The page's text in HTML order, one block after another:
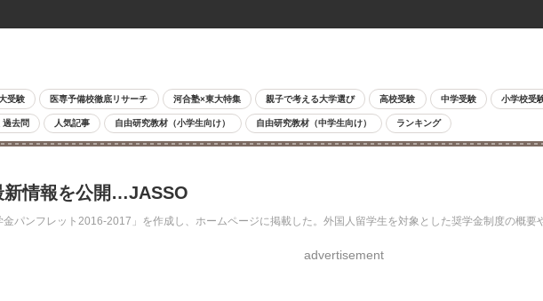
受験 医専予備校徹底リサーチ 河合塾×東大特集 親子で考える大学選び 高校受験 中学受験 小学校受
過去問 人気記事 自由研究教材（小学生向け） 自由研究教材（中学生向け） ランキング
新情報を公開…JASSO
パンフレット2016-2017」を作成し、ホームページに掲載した。外国人留学生を対象とした奨学金制度の概要
advertisement